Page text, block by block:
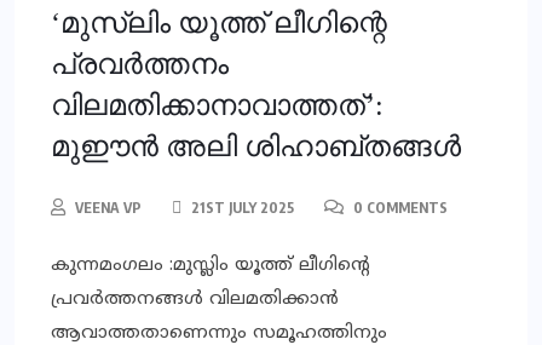
‘മുസ്ലിം യൂത്ത് ലീഗിന്റെ
പ്രവര്‍ത്തനം
വിലമതിക്കാനാവാത്തത്’:
മുഈന്‍ അലി ശിഹാബ്തങ്ങള്‍
VEENA VP 21ST JULY 2025 0 COMMENTS
കുന്നമംഗലം :മുസ്ലിം യൂത്ത് ലീഗിന്റെ
പ്രവര്‍ത്തനങ്ങള്‍ വിലമതിക്കാന്‍
ആവാത്തതാണെന്നും സമൂഹത്തിനും